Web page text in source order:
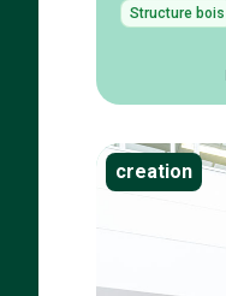
Structure bois
creation